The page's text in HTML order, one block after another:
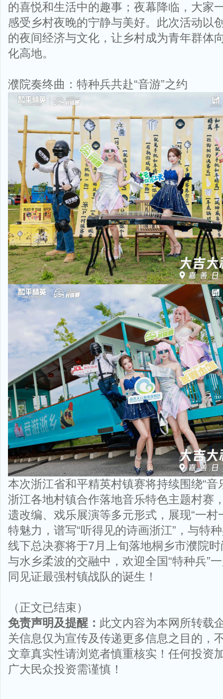
的喜悦和生活中的趣事；夜幕降临，大家
感受乡村夜晚的宁静与美好。此次活动以
的夜间经济与文化，让乡村成为青年群体
化高地。
濮院奏终曲：特种兵共赴“音游”之约
本次浙江省和平精英村镇赛将持续围绕“音
浙江各地村镇合作落地音乐特色主题村赛
遗改编、戏乐展演等多元形式，展现“一村
特魅力，谱写“听得见的诗画浙江”，与特
线下总决赛将于7月上旬落地桐乡市濮院
与水乡柔波的交融中，欢迎全国“特种兵”
同见证最强村镇战队的诞生！
（正文已结束）
免责声明及提醒： 此文内容为本网所转载
关信息仅为宣传及传递更多信息之目的，
文章真实性请浏览者慎重核实！任何投资
广大民众投资需谨慎！